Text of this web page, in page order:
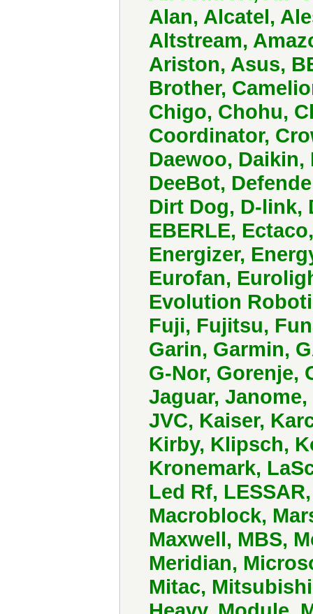
Alan, Alcatel,
Altstream,
Ariston, Asus,
Brother,
Chigo, Chohu,
Coordinator,
Daewoo, Daikin,
DeeBot,
Dirt Dog, D-link,
EBERLE,
Energizer,
Eurofan,
Evolution
Fuji, Fujitsu,
Garin, Garmin,
G-Nor, Gorenje,
Jaguar,
JVC, Kaiser,
Kirby, Klipsch,
Kronemark,
Led Rf,
Macroblock,
Maxwell, MBS,
Meridian,
Mitac,